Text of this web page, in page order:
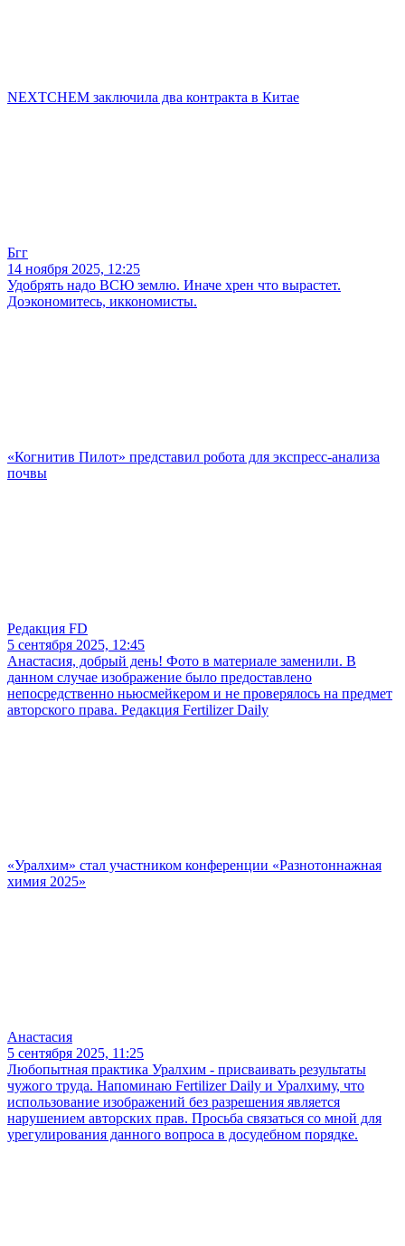
NEXTCHEM заключила два контракта в Китае
Бгг
14 ноября 2025, 12:25
Удобрять надо ВСЮ землю. Иначе хрен что вырастет.
Доэкономитесь, иккономисты.
«Когнитив Пилот» представил робота для экспресс-анализа
почвы
Редакция FD
5 сентября 2025, 12:45
Анастасия, добрый день! Фото в материале заменили. В
данном случае изображение было предоставлено
непосредственно ньюсмейкером и не проверялось на предмет
авторского права. Редакция Fertilizer Daily
«Уралхим» стал участником конференции «Разнотоннажная
химия 2025»
Анастасия
5 сентября 2025, 11:25
Любопытная практика Уралхим - присваивать результаты
чужого труда. Напоминаю Fertilizer Daily и Уралхиму, что
использование изображений без разрешения является
нарушением авторских прав. Просьба связаться со мной для
урегулирования данного вопроса в досудебном порядке.